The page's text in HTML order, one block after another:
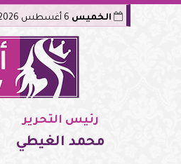
الخميس
رئيس التحرير
محمد الغيطي